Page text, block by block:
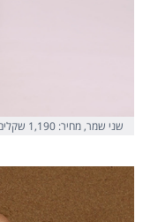
שני שמר, מחיר: 1,190 שקלים (צילום: אלון שפרנסקי)